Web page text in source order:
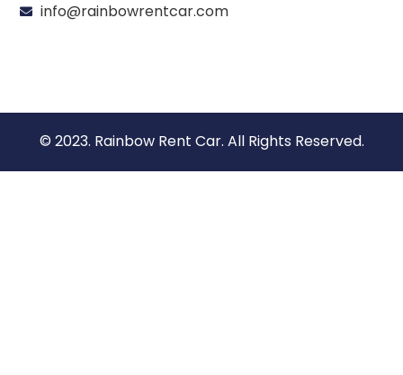
info@rainbowrentcar.com
© 2023. Rainbow Rent Car. All Rights Reserved.